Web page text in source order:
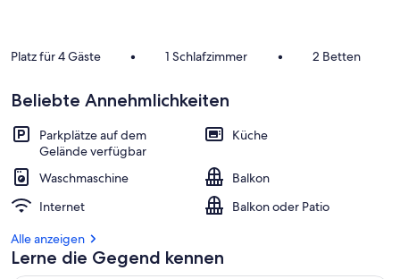
Platz für 4 Gäste • 1 Schlafzimmer • 2 Betten
Beliebte Annehmlichkeiten
Parkplätze auf dem
Gelände verfügbar
Küche
Waschmaschine
Balkon
Internet
Balkon oder Patio
Alle anzeigen
Lerne die Gegend kennen